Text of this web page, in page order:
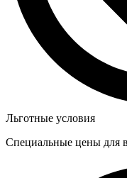
Льготные условия
Специальные цены для